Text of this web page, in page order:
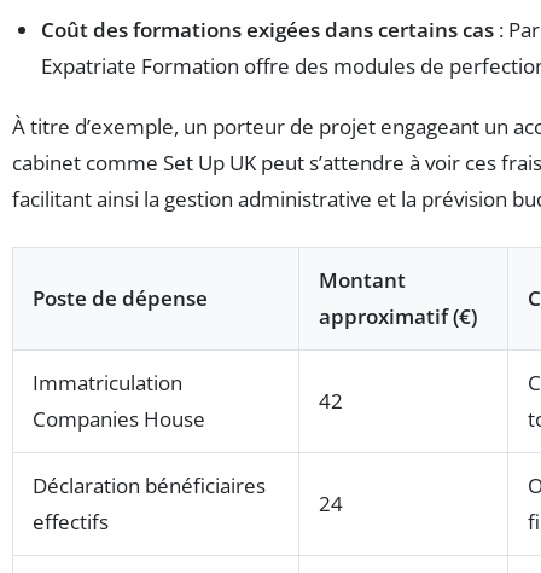
Coût des formations exigées dans certains cas :
Expatriate Formation offre des modules de
À titre d’exemple, un porteur de projet engageant un
cabinet comme Set Up UK peut s’attendre à voir ces
facilitant ainsi la gestion administrative et la prévision
Poste de dépense
Montant
approximatif (€)
Immatriculation
Companies House
42
Déclaration bénéficiaires
effectifs
24